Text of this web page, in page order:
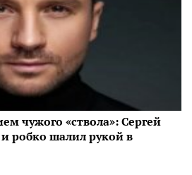
чужого «ствола»: Сергей
и робко шалил рукой в